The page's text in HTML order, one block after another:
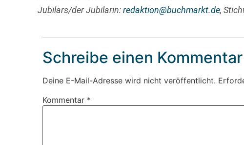
Jubilars/der Jubilarin:redaktion@buchmarkt.de,
Schreibe einen Kommentar
Deine E-Mail-Adresse wird nicht veröffentlicht.
Kommentar *